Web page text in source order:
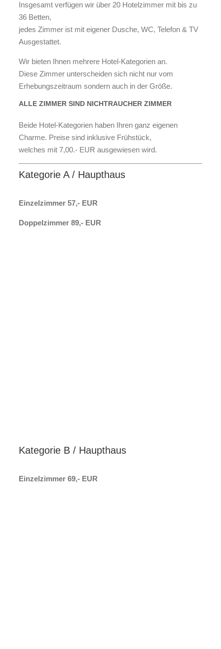
Insgesamt verfügen wir über 20 Hotelzimmer mit bis zu
36 Betten,
jedes Zimmer ist mit eigener Dusche, WC, Telefon & TV
Ausgestattet.
Wir bieten Ihnen mehrere Hotel-Kategorien an.
Diese Zimmer unterscheiden sich nicht nur vom
Erhebungszeitraum sondern auch in der Größe.
ALLE ZIMMER SIND NICHTRAUCHER ZIMMER
Beide Hotel-Kategorien haben Ihren ganz eigenen
Charme. Preise sind inklusive Frühstück,
welches mit 7,00.- EUR ausgewiesen wird.
Kategorie A / Haupthaus
Einzelzimmer 57,- EUR
Doppelzimmer 89,- EUR
Kategorie B / Haupthaus
Einzelzimmer 69,- EUR